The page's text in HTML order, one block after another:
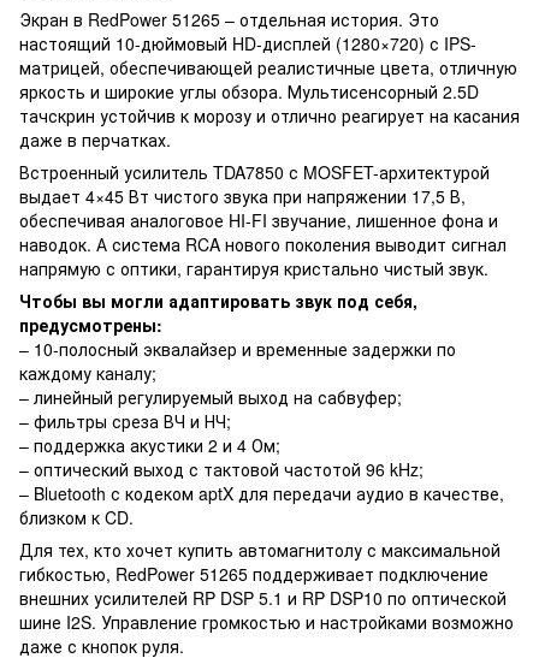
Экран в RedPower 51265 – отдельная история. Это
настоящий 10-дюймовый HD-дисплей (1280×720) с IPS-
матрицей, обеспечивающей реалистичные цвета, отличную
яркость и широкие углы обзора. Мультисенсорный 2.5D
тачскрин устойчив к морозу и отлично реагирует на касания
даже в перчатках.
Встроенный усилитель TDA7850 с MOSFET-архитектурой
выдает 4×45 Вт чистого звука при напряжении 17,5 В,
обеспечивая аналоговое HI-FI звучание, лишенное фона и
наводок. А система RCA нового поколения выводит сигнал
напрямую с оптики, гарантируя кристально чистый звук.
Чтобы вы могли адаптировать звук под себя,
предусмотрены:
– 10-полосный эквалайзер и временные задержки по
каждому каналу;
– линейный регулируемый выход на сабвуфер;
– фильтры среза ВЧ и НЧ;
– поддержка акустики 2 и 4 Ом;
– оптический выход с тактовой частотой 96 kHz;
– Bluetooth с кодеком aptX для передачи аудио в качестве,
близком к CD.
Для тех, кто хочет купить автомагнитолу с максимальной
гибкостью, RedPower 51265 поддерживает подключение
внешних усилителей RP DSP 5.1 и RP DSP10 по оптической
шине I2S. Управление громкостью и настройками возможно
даже с кнопок руля.